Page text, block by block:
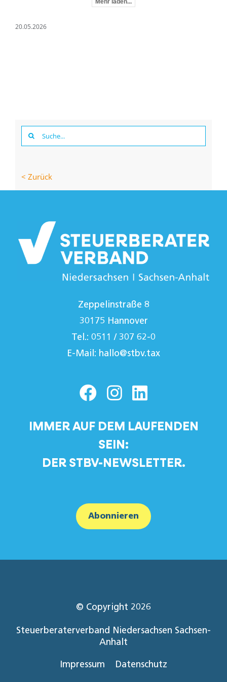
Mehr laden...
20.05.2026
Suche
nach:
< Zurück
Zeppelinstraße 8
30175 Hannover
Tel.: 0511 / 307 62-0
E-Mail: hallo@stbv.tax
IMMER AUF DEM LAUFENDEN
SEIN:
DER STBV-NEWSLETTER.
Abonnieren
© Copyright 2026
Steuerberaterverband Niedersachsen Sachsen-
Anhalt
Impressum Datenschutz